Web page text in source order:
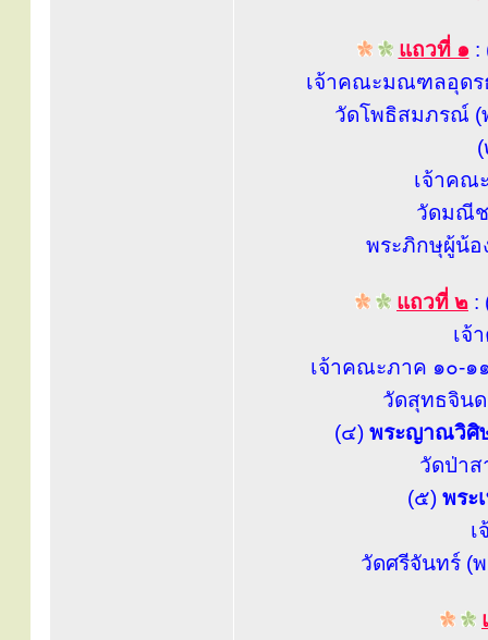
แถวที่ ๑ :
เจ้าคณะมณฑลอุดร
วัดโพธิสมภรณ์ (
เจ้าคณ
วัดมณีช
พระภิกษุผู้น้อ
แถวที่ ๒ :
เจ้
เจ้าคณะภาค ๑๐-๑
วัดสุทธจินด
(๔) พระญาณวิศิ
วัดป่าส
(๕) พระ
วัดศรีจันทร์ (